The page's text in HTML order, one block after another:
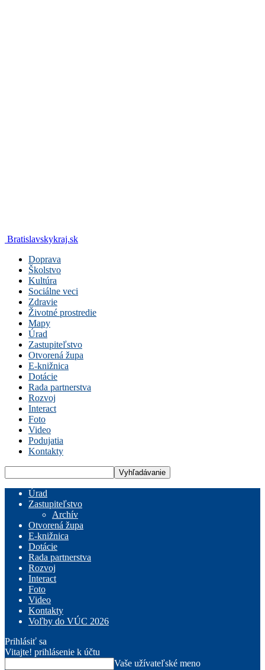
Bratislavskykraj.sk
Doprava
Školstvo
Kultúra
Sociálne veci
Zdravie
Životné prostredie
Mapy
Úrad
Zastupiteľstvo
Otvorená župa
E-knižnica
Dotácie
Rada partnerstva
Rozvoj
Interact
Foto
Video
Podujatia
Kontakty
Úrad
Zastupiteľstvo
Archív
Otvorená župa
E-knižnica
Dotácie
Rada partnerstva
Rozvoj
Interact
Foto
Video
Kontakty
Voľby do VÚC 2026
Prihlásiť sa
Vitajte! prihlásenie k účtu
Vaše užívateľské meno